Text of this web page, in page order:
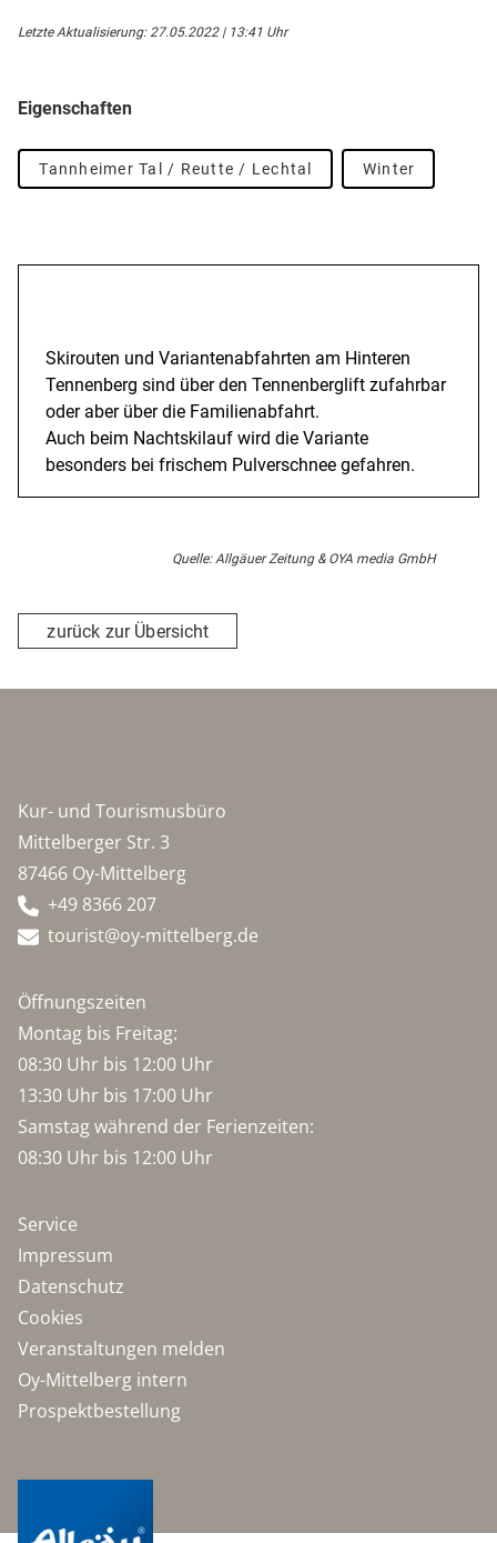
Letzte Aktualisierung: 27.05.2022 | 13:41 Uhr
Eigenschaften
Tannheimer Tal / Reutte / Lechtal Winter
Skirouten und Variantenabfahrten am Hinteren
Tennenberg sind über den Tennenberglift zufahrbar
oder aber über die Familienabfahrt.
Auch beim Nachtskilauf wird die Variante
besonders bei frischem Pulverschnee gefahren.
Quelle: Allgäuer Zeitung & OYA media GmbH
zurück zur Übersicht
Kur- und Tourismusbüro
Mittelberger Str. 3
87466 Oy-Mittelberg
+49 8366 207
tourist@oy-mittelberg.de
Öffnungszeiten
Montag bis Freitag:
08:30 Uhr bis 12:00 Uhr
13:30 Uhr bis 17:00 Uhr
Samstag während der Ferienzeiten:
08:30 Uhr bis 12:00 Uhr
Service
Impressum
Datenschutz
Cookies
Veranstaltungen melden
Oy-Mittelberg intern
Prospektbestellung